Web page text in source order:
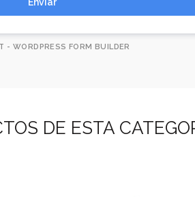
- WORDPRESS FORM BUILDER
DE ESTA